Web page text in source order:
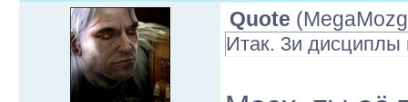
Quote (MegaMozg
Итак. 3и дисциплы